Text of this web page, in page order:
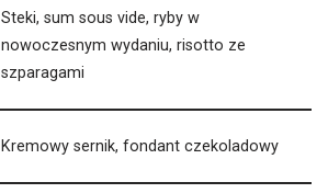
Steki, sum sous vide, ryby w
nowoczesnym wydaniu, risotto ze
szparagami
Kremowy sernik, fondant czekoladowy